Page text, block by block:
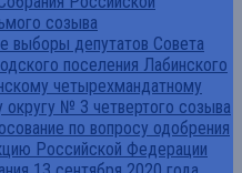
созыва
выборы депутатов Совета
поселения Лабинского
четырехмандатному
округу № 3 четвертого созыва
по вопросу одобрения
Российской Федерации